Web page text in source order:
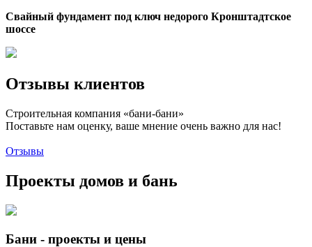
Свайный фундамент под ключ недорого Кронштадтское
шоссе
Отзывы клиентов
Строительная компания «бани-бани»
Поставьте нам оценку, ваше мнение очень важно для нас!
Отзывы
Проекты домов и бань
Бани - проекты и цены